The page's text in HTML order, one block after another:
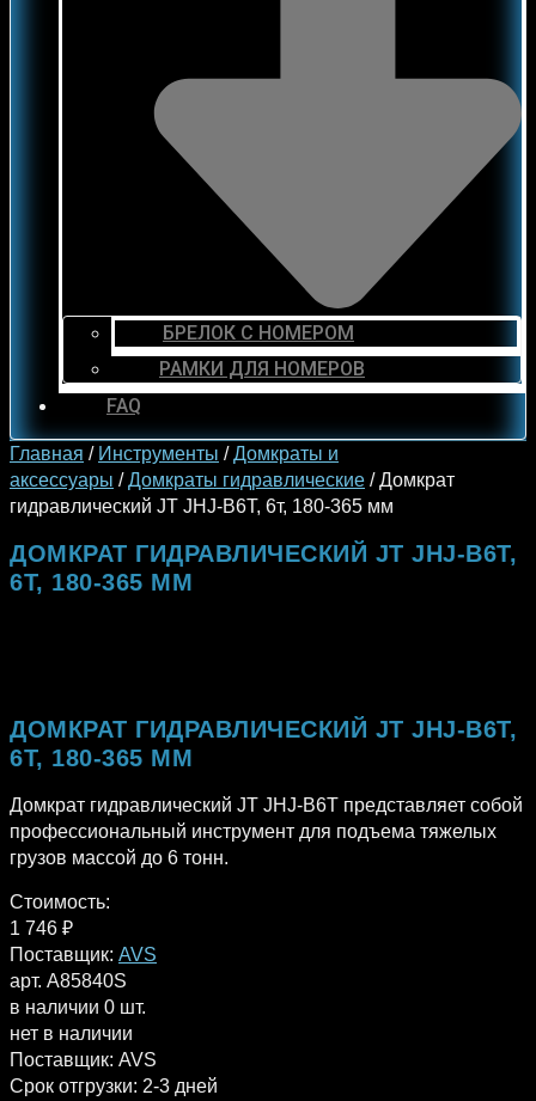
БРЕЛОК С НОМЕРОМ
РАМКИ ДЛЯ НОМЕРОВ
FAQ
Главная / Инструменты /Домкраты и
аксессуары /Домкраты гидравлические / Домкрат
гидравлический JT JHJ-B6T, 6т, 180-365 мм
ДОМКРАТ ГИДРАВЛИЧЕСКИЙ JT JHJ-B6T,
6Т, 180-365 ММ
ДОМКРАТ ГИДРАВЛИЧЕСКИЙ JT JHJ-B6T,
6Т, 180-365 ММ
Домкрат гидравлический JT JHJ-B6T представляет собой
профессиональный инструмент для подъема тяжелых
грузов массой до 6 тонн.
Стоимость:
1 746 ₽
Поставщик: AVS
арт. A85840S
в наличии 0 шт.
нет в наличии
Поставщик: AVS
Срок отгрузки: 2-3 дней